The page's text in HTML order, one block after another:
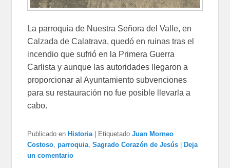
La parroquia de Nuestra Señora del Valle, en
Calzada de Calatrava, quedó en ruinas tras el
incendio que sufrió en la Primera Guerra
Carlista y aunque las autoridades llegaron a
proporcionar al Ayuntamiento subvenciones
para su restauración no fue posible llevarla a
cabo.
Publicado en Historia Etiquetado Juan Morneo
Costoso,parroquia,Sagrado Corazón de Jesús
Deja
un comentario